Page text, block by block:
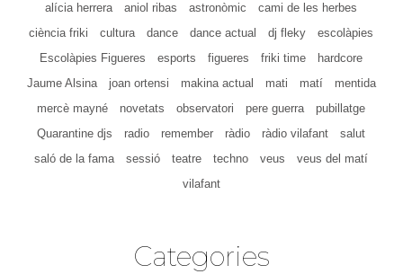
alícia herrera
aniol ribas astronòmic
cami de les herbes
ciència friki
cultura dance dance actual dj fleky
escolàpies
Escolàpies Figueres
esports figueres friki time
hardcore
Jaume Alsina
joan ortensi makina actual mati matí
mentida
mercè mayné
novetats observatori pere guerra
pubillatge
Quarantine djs
radio remember ràdio ràdio vilafant
salut
saló de la fama
sessió teatre techno veus
veus del matí
vilafant
Categories